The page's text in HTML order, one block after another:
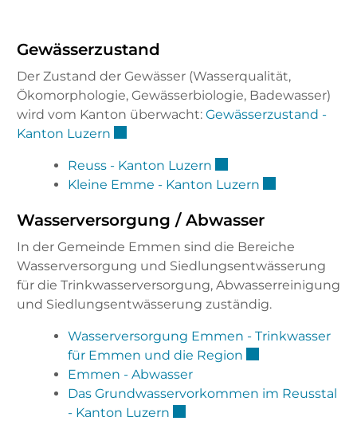
Gewässerzustand
Der Zustand der Gewässer (Wasserqualität,
Ökomorphologie, Gewässerbiologie, Badewasser)
wird vom Kanton überwacht: Gewässerzustand -
Kanton Luzern
Reuss - Kanton Luzern
Kleine Emme - Kanton Luzern
Wasserversorgung / Abwasser
In der Gemeinde Emmen sind die Bereiche
Wasserversorgung und Siedlungsentwässerung
für die Trinkwasserversorgung, Abwasserreinigung
und Siedlungsentwässerung zuständig.
Wasserversorgung Emmen - Trinkwasser
für Emmen und die Region
Emmen - Abwasser
Das Grundwasservorkommen im Reusstal
- Kanton Luzern